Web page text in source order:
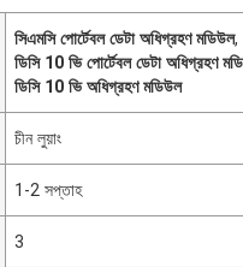
সিএমসি পোর্টেবল ডেটা অধিগ্রহণ মডিউল,
ডিসি 10 ভি পোর্টেবল ডেটা অধিগ্রহণ
ডিসি 10 ভি অধিগ্রহণ মডিউল
চীন লুয়াং
1-2 সপ্তাহ
3